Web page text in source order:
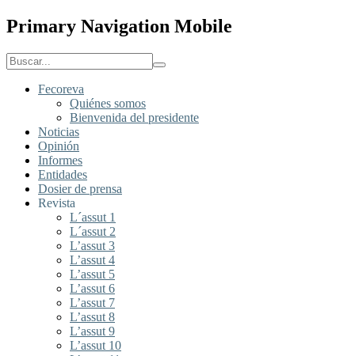
Primary Navigation Mobile
Fecoreva
Quiénes somos
Bienvenida del presidente
Noticias
Opinión
Informes
Entidades
Dosier de prensa
Revista
L´assut 1
L´assut 2
L’assut 3
L’assut 4
L’assut 5
L’assut 6
L’assut 7
L’assut 8
L’assut 9
L’assut 10